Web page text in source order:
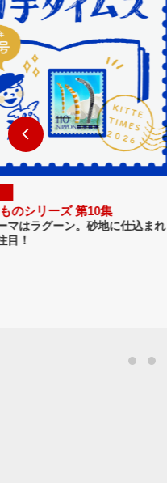
込まれ
夏のグリーティ
今回のテーマは